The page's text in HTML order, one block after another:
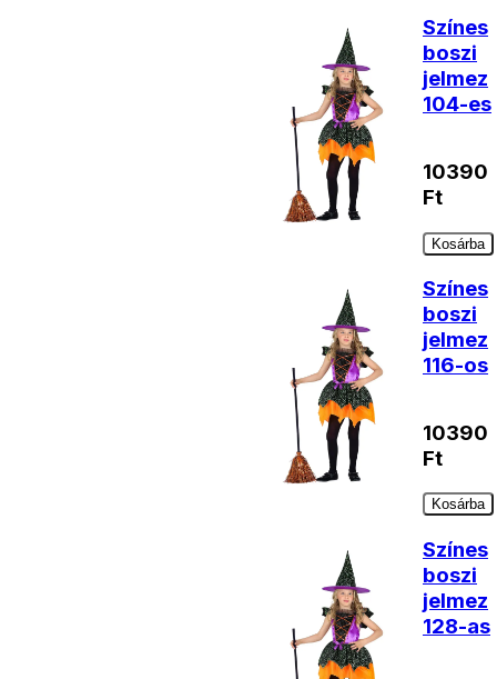
Színes
boszi
jelmez
104-es
10390
Ft
Kosárba
Színes
boszi
jelmez
116-os
10390
Ft
Kosárba
Színes
boszi
jelmez
128-as